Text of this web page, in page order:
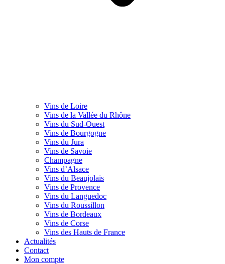
Vins de Loire
Vins de la Vallée du Rhône
Vins du Sud-Ouest
Vins de Bourgogne
Vins du Jura
Vins de Savoie
Champagne
Vins d’Alsace
Vins du Beaujolais
Vins de Provence
Vins du Languedoc
Vins du Roussillon
Vins de Bordeaux
Vins de Corse
Vins des Hauts de France
Actualités
Contact
Mon compte